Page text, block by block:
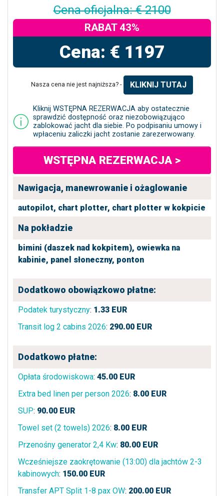
Cena oficjalna: € 2100
RABAT 43%
Cena: € 1197
Nasza cena nie jest najniższa? - KLIKNIJ TUTAJ
Kliknij WSTĘPNA REZERWACJA aby ostatecznie
sprawdzić dostępność oraz niezobowiązująco
zablokować jacht dla siebie. Po podpisaniu umowy i
wpłaceniu zaliczki jacht zostanie zarezerwowany.
WSTĘPNA REZERWACJA >
Nawigacja, manewrowanie i ożaglowanie
autopilot, chart plotter, chart plotter w kokpicie
Na pokładzie
bimini (daszek nad kokpitem), owiewka na
kabinie, panel słoneczny, ponton
Dodatkowo obowiązkowo płatne:
Podatek turystyczny: 1.33 EUR
Transit log 2 cabins 2026: 290.00 EUR
Dodatkowo płatne:
Opłata środowiskowa: 45.00 EUR
Extra bed linen per person 2026: 8.00 EUR
SUP: 90.00 EUR
Towel set (2 towels) 2026: 8.00 EUR
Przenośny generator 2,4 Kw: 80.00 EUR
Wcześniejsze zaokrętowanie (13:00) dla jachtów 2-3
kabinowych: 150.00 EUR
Transfer APT Split 1-8 pax OW: 200.00 EUR